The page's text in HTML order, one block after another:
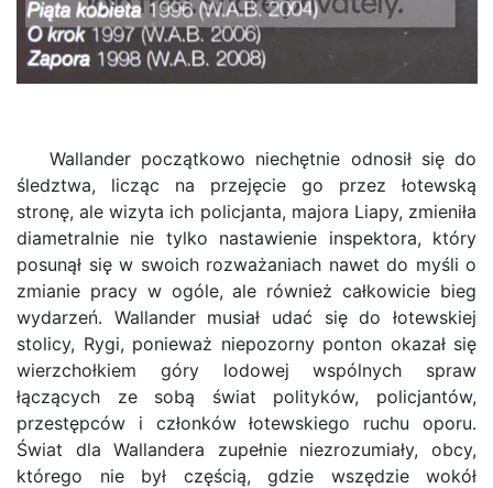
Wallander początkowo niechętnie odnosił się do
śledztwa, licząc na przejęcie go przez łotewską
stronę, ale wizyta ich policjanta, majora Liapy, zmieniła
diametralnie nie tylko nastawienie inspektora, który
posunął się w swoich rozważaniach nawet do myśli o
zmianie pracy w ogóle, ale również całkowicie bieg
wydarzeń. Wallander musiał udać się do łotewskiej
stolicy, Rygi, ponieważ niepozorny ponton okazał się
wierzchołkiem góry lodowej wspólnych spraw
łączących ze sobą świat polityków, policjantów,
przestępców i członków łotewskiego ruchu oporu.
Świat dla Wallandera zupełnie niezrozumiały, obcy,
którego nie był częścią, gdzie wszędzie wokół